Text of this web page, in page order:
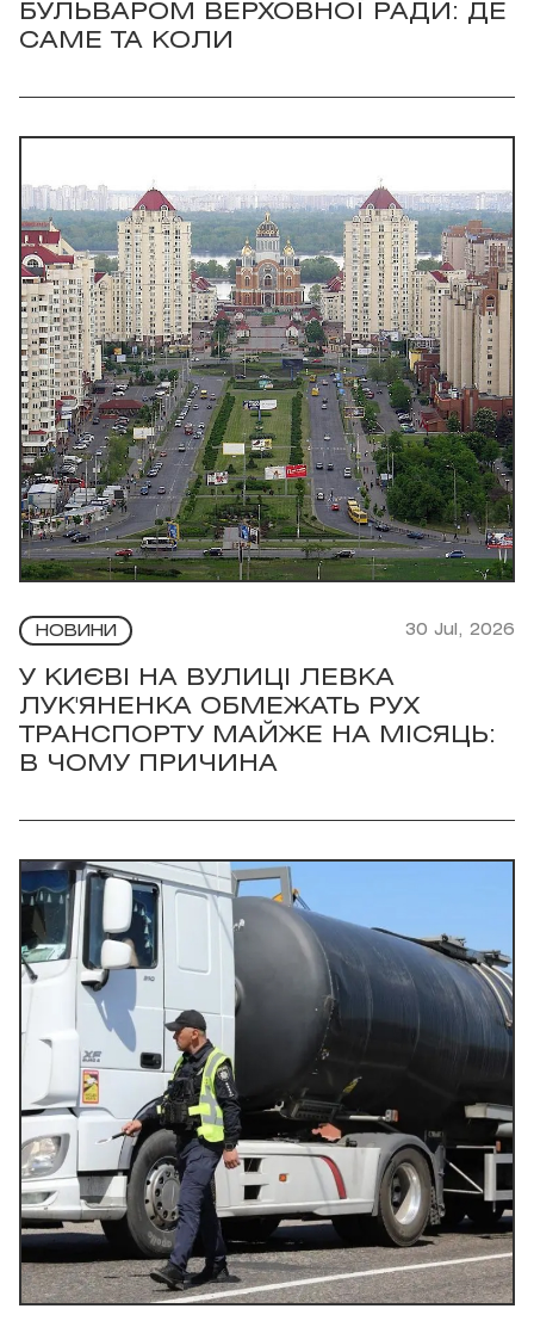
БУЛЬВАРОМ ВЕРХОВНОЇ РАДИ: ДЕ
САМЕ ТА КОЛИ
НОВИНИ 30 Jul, 2026
У КИЄВІ НА ВУЛИЦІ ЛЕВКА
ЛУК'ЯНЕНКА ОБМЕЖАТЬ РУХ
ТРАНСПОРТУ МАЙЖЕ НА МІСЯЦЬ:
В ЧОМУ ПРИЧИНА